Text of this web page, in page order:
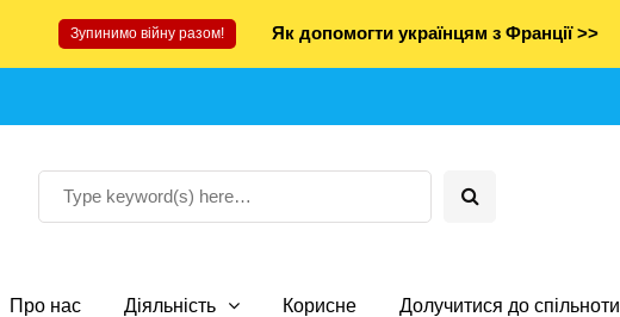
Зупинимо війну разом! Як допомогти українцям з Франції >>
Про нас Діяльність Корисне Долучитися до спільноти